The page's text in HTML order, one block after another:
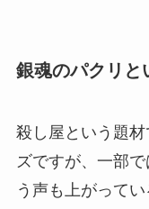
銀魂のパクリと
殺し屋という題
ズですが、一部
う声も上がって